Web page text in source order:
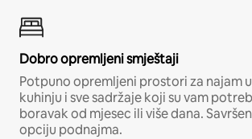
Dobro opremljeni smještaji
Potpuno opremljeni prostori za najam
kuhinju i sve sadržaje koji su vam
boravak od mjesec ili više dana.
opciju podnajma.